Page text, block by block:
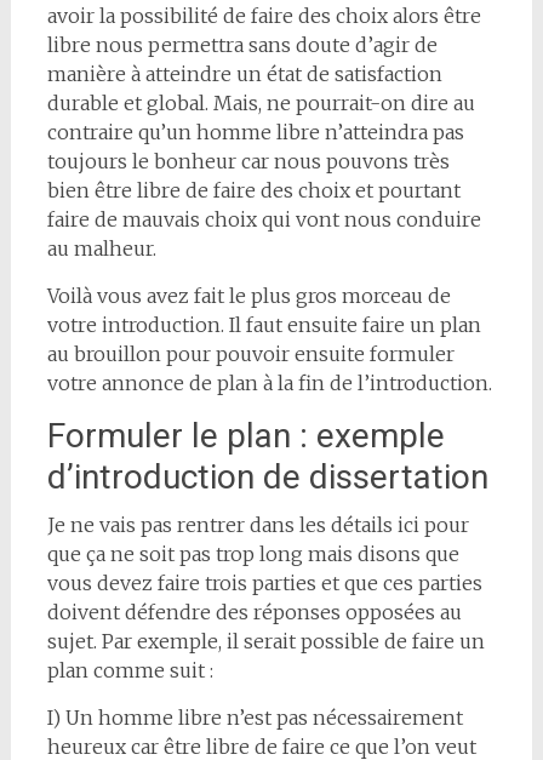
avoir la possibilité de faire des choix alors être
libre nous permettra sans doute d’agir de
manière à atteindre un état de satisfaction
durable et global. Mais, ne pourrait-on dire au
contraire qu’un homme libre n’atteindra pas
toujours le bonheur car nous pouvons très
bien être libre de faire des choix et pourtant
faire de mauvais choix qui vont nous conduire
au malheur.
Voilà vous avez fait le plus gros morceau de
votre introduction. Il faut ensuite faire un plan
au brouillon pour pouvoir ensuite formuler
votre annonce de plan à la fin de l’introduction.
Formuler le plan : exemple
d’introduction de dissertation
Je ne vais pas rentrer dans les détails ici pour
que ça ne soit pas trop long mais disons que
vous devez faire trois parties et que ces parties
doivent défendre des réponses opposées au
sujet. Par exemple, il serait possible de faire un
plan comme suit :
I) Un homme libre n’est pas nécessairement
heureux car être libre de faire ce que l’on veut